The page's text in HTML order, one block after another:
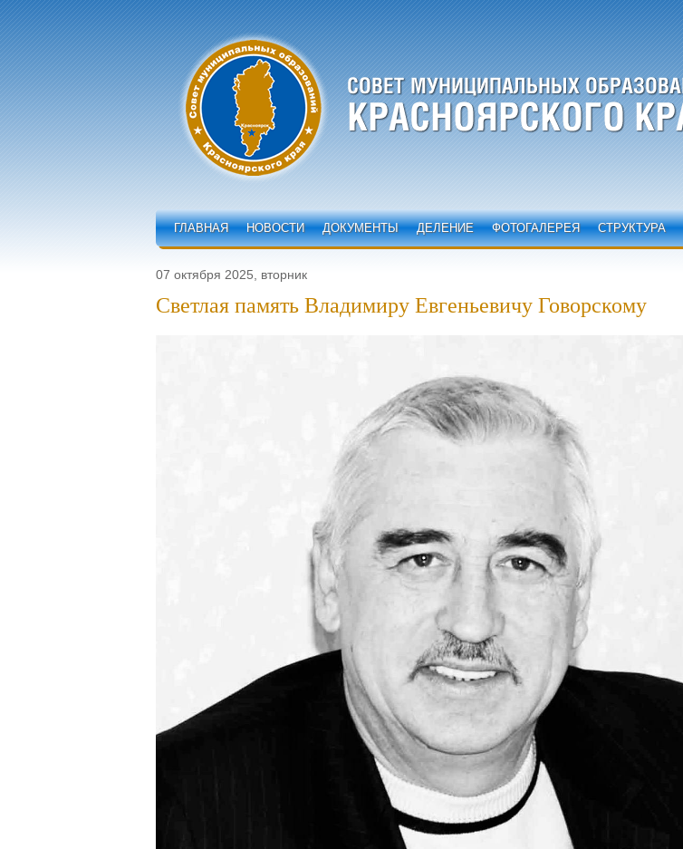
ГЛАВНАЯ НОВОСТИ ДОКУМЕНТЫ ДЕЛЕНИЕ ФОТОГАЛЕРЕЯ СТРУКТУРА
07 октября 2025, вторник
Светлая память Владимиру Евгеньевичу Говорскому